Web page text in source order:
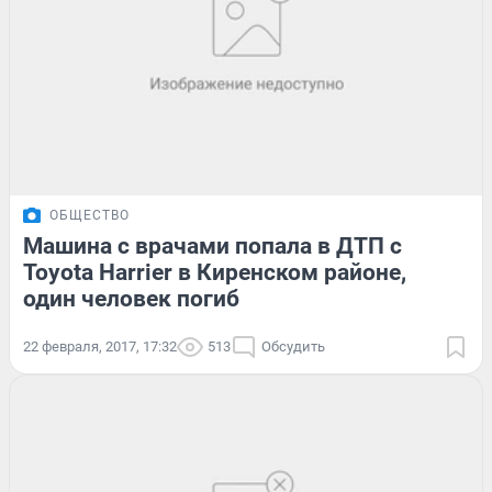
ОБЩЕСТВО
Машина с врачами попала в ДТП с
Toyota Harrier в Киренском районе,
один человек погиб
22 февраля, 2017, 17:32 513 Обсудить